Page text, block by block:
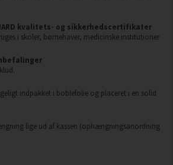
kvalitets- og sikkerhedscertifikater
i skoler, børnehaver, medicinske institutioner
indpakket i boblefolie og placeret i en solid
lige ud af kassen (ophængningsanordning